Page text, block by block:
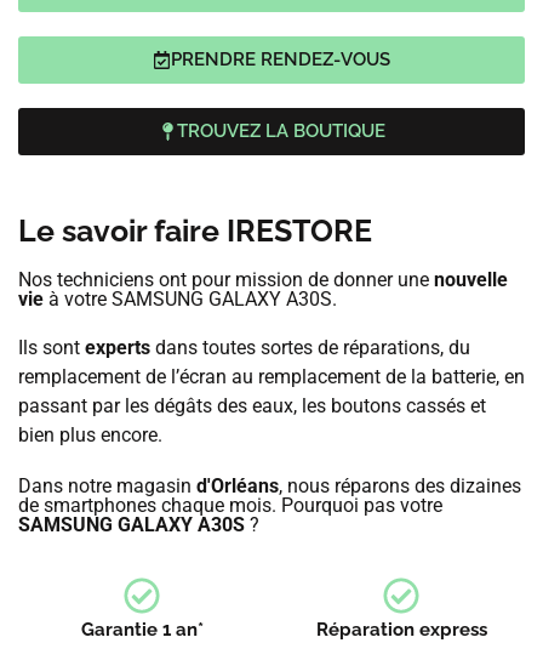
PRENDRE RENDEZ-VOUS
TROUVEZ LA BOUTIQUE
Le savoir faire IRESTORE
Nos techniciens ont pour mission de donner une nouvelle
vie à votre SAMSUNG GALAXY A30S.
Ils sont experts dans toutes sortes de réparations, du
remplacement de l’écran au remplacement de la batterie, en
passant par les dégâts des eaux, les boutons cassés et
bien plus encore.
Dans notre magasin d'Orléans, nous réparons des dizaines
de smartphones chaque mois. Pourquoi pas votre
SAMSUNG GALAXY A30S ?
Garantie 1 an* Réparation express